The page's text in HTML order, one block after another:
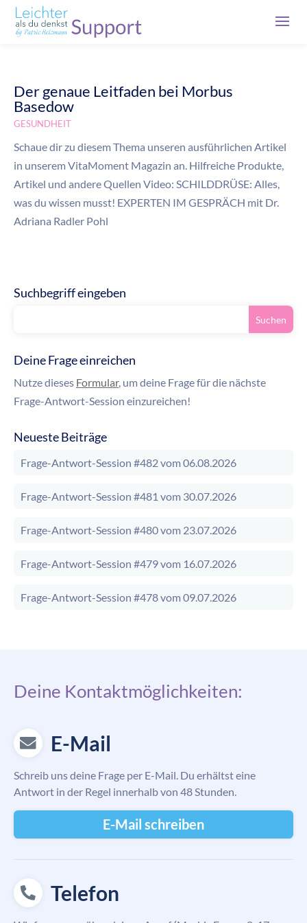
Der genaue Leitfaden bei Morbus
Basedow
GESUNDHEIT
Schaue dir zu diesem Thema unseren ausführlichen Artikel
in unserem VitaMoment Magazin an. Hilfreiche Produkte,
Artikel und andere Quellen Video: SCHILDDRÜSE: Alles,
was du wissen musst! EXPERTEN IM GESPRÄCH mit Dr.
Adriana Radler Pohl
Suchbegriff eingeben
Deine Frage einreichen
Nutze dieses Formular, um deine Frage für die nächste
Frage-Antwort-Session einzureichen!
Neueste Beiträge
Frage-Antwort-Session #482 vom 06.08.2026
Frage-Antwort-Session #481 vom 30.07.2026
Frage-Antwort-Session #480 vom 23.07.2026
Frage-Antwort-Session #479 vom 16.07.2026
Frage-Antwort-Session #478 vom 09.07.2026
Deine Kontaktmöglichkeiten:
E-Mail
Schreib uns deine Frage per E-Mail. Du erhältst eine
Antwort in der Regel innerhalb von 48 Stunden.
E-Mail schreiben
Telefon